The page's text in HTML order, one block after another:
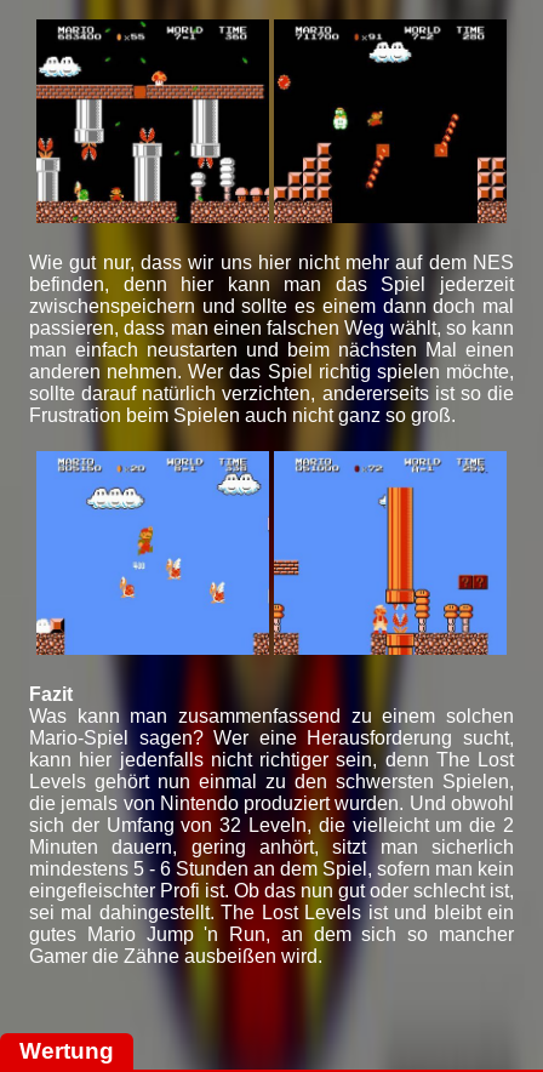
Wie gut nur, dass wir uns hier nicht mehr auf dem NES
befinden, denn hier kann man das Spiel jederzeit
zwischenspeichern und sollte es einem dann doch mal
passieren, dass man einen falschen Weg wählt, so kann
man einfach neustarten und beim nächsten Mal einen
anderen nehmen. Wer das Spiel richtig spielen möchte,
sollte darauf natürlich verzichten, andererseits ist so die
Frustration beim Spielen auch nicht ganz so groß.
Fazit
Was kann man zusammenfassend zu einem solchen
Mario-Spiel sagen? Wer eine Herausforderung sucht,
kann hier jedenfalls nicht richtiger sein, denn The Lost
Levels gehört nun einmal zu den schwersten Spielen,
die jemals von Nintendo produziert wurden. Und obwohl
sich der Umfang von 32 Leveln, die vielleicht um die 2
Minuten dauern, gering anhört, sitzt man sicherlich
mindestens 5 - 6 Stunden an dem Spiel, sofern man kein
eingefleischter Profi ist. Ob das nun gut oder schlecht ist,
sei mal dahingestellt. The Lost Levels ist und bleibt ein
gutes Mario Jump 'n Run, an dem sich so mancher
Gamer die Zähne ausbeißen wird.
Wertung